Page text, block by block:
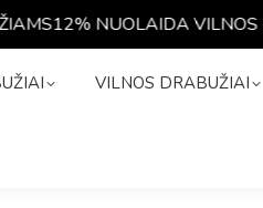
12% NUOLAIDA VILNOS
VILNOS DRABUŽIAI
VILNOS